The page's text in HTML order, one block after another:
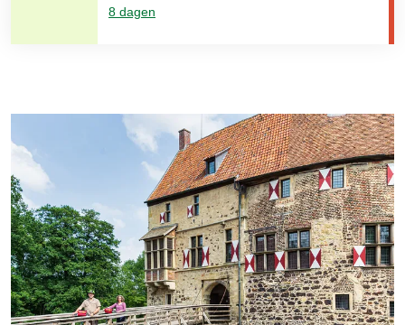
8 dagen